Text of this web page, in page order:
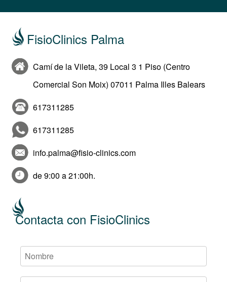
FisioClinics Palma
Camí de la Vileta, 39 Local 3 1 Piso (Centro
Comercial Son Moix) 07011 Palma Illes Balears
617311285
617311285
info.palma@fisio-clinics.com
de 9:00 a 21:00h.
Contacta con FisioClinics